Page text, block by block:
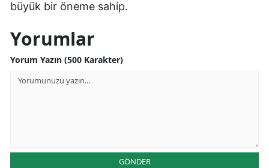
büyük bir öneme sahip.
Yorumlar
Yorum Yazın (500 Karakter)
GÖNDER